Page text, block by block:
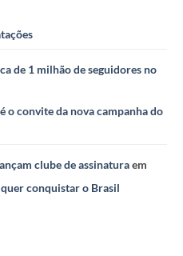
de 1 milhão de seguidores no
o convite da nova campanha do
clube de assinaturaem
conquistar o Brasil